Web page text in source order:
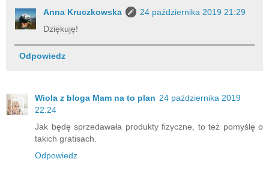
Anna Kruczkowska
24 października 2019 21:29
Dziękuję!
Odpowiedz
Wiola z bloga Mam na to plan 24 października 2019
22:24
Jak będę sprzedawała produkty fizyczne, to też pomyślę o
takich gratisach.
Odpowiedz